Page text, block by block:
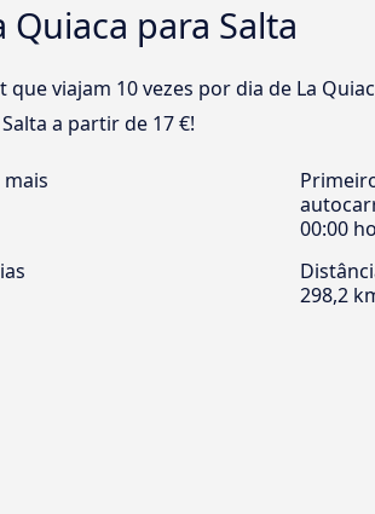
para Salta
viajam 10 vezes por dia de La
a partir de 17 €!
00:00
298,2